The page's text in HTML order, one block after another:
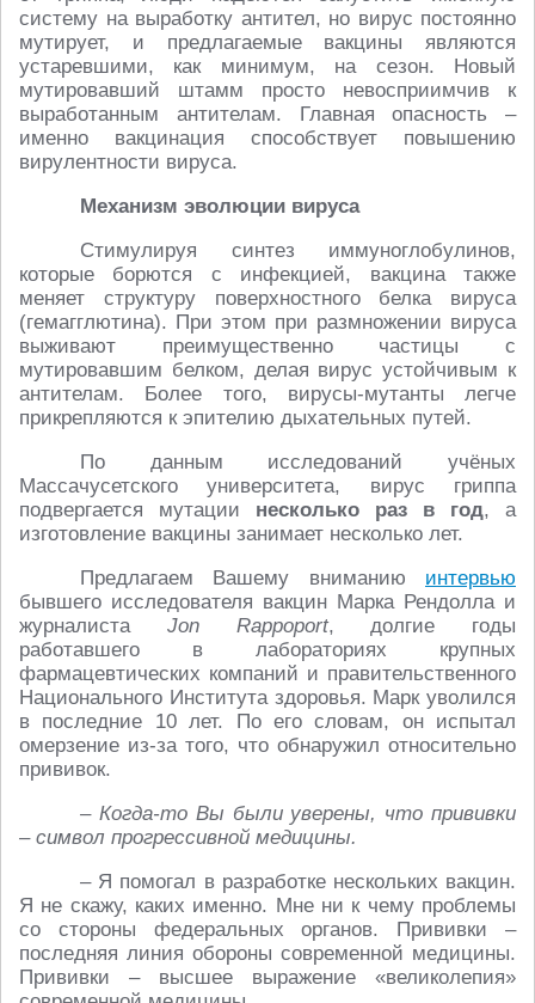
систему на выработку антител, но вирус постоянно
мутирует, и предлагаемые вакцины являются
устаревшими, как минимум, на сезон. Новый
мутировавший штамм просто невосприимчив к
выработанным антителам. Главная опасность –
именно вакцинация способствует повышению
вирулентности вируса.
Механизм эволюции вируса
Стимулируя синтез иммуноглобулинов,
которые борются с инфекцией, вакцина также
меняет структуру поверхностного белка вируса
(гемагглютина). При этом при размножении вируса
выживают преимущественно частицы с
мутировавшим белком, делая вирус устойчивым к
антителам. Более того, вирусы-мутанты легче
прикрепляются к эпителию дыхательных путей.
По данным исследований учёных
Массачусетского университета, вирус гриппа
подвергается мутации несколько раз в год, а
изготовление вакцины занимает несколько лет.
Предлагаем Вашему вниманию интервью
бывшего исследователя вакцин Марка Рендолла и
журналиста Jon Rappoport, долгие годы
работавшего в лабораториях крупных
фармацевтических компаний и правительственного
Национального Института здоровья. Марк уволился
в последние 10 лет. По его словам, он испытал
омерзение из-за того, что обнаружил относительно
прививок.
– Когда-то Вы были уверены, что прививки
– символ прогрессивной медицины.
– Я помогал в разработке нескольких вакцин.
Я не скажу, каких именно. Мне ни к чему проблемы
со стороны федеральных органов. Прививки –
последняя линия обороны современной медицины.
Прививки – высшее выражение «великолепия»